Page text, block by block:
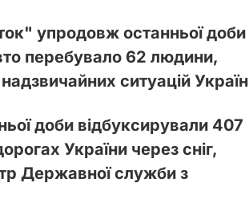
упродовж останньої доби
перебувало 62 людини,
ситуацій
доби відбуксирували 407
України через сніг,
Державної служби з